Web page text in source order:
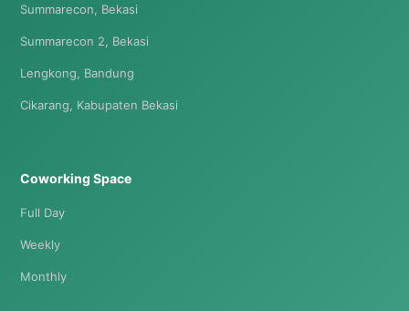
Summarecon, Bekasi
Summarecon 2, Bekasi
Lengkong, Bandung
Cikarang, Kabupaten Bekasi
Coworking Space
Full Day
Weekly
Monthly